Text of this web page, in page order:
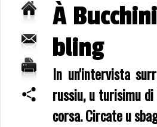
À
bling
In un'intervista
russiu, u turisimu
corsa. Circate u